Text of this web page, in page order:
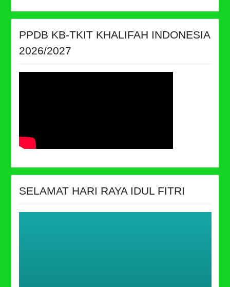
PPDB KB-TKIT KHALIFAH INDONESIA
2026/2027
SELAMAT HARI RAYA IDUL FITRI